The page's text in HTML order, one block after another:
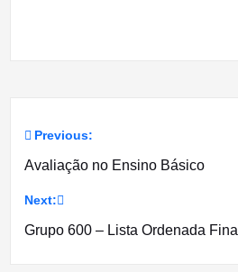
Navegação
artigos
Previous:
Avaliação no Ensino Básico
Next:
Grupo 600 – Lista Ordenada Final